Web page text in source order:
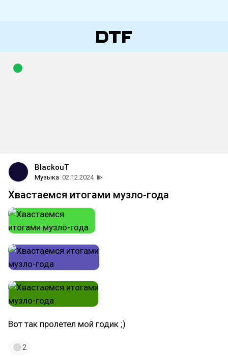
BlackouT
Музыка 02.12.2024
Хвастаемся итогами музло-года
Вот так пролетел мой годик ;)
2